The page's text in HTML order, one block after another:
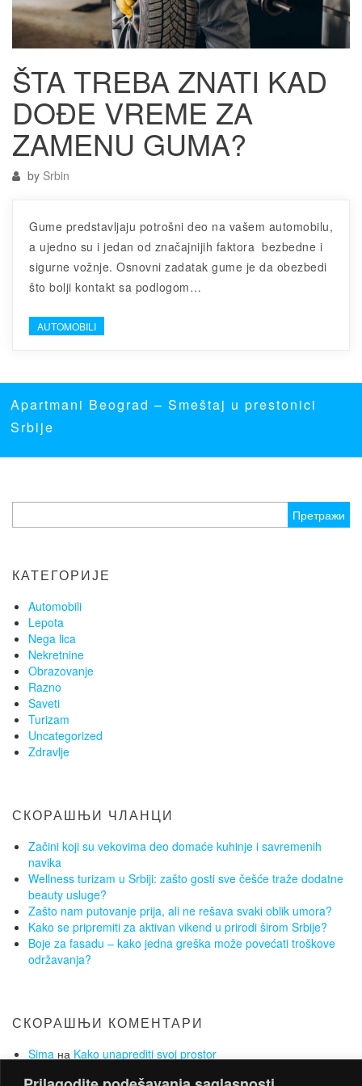
ŠTA TREBA ZNATI KAD
DOĐE VREME ZA
ZAMENU GUMA?
by Srbin
Gume predstavljaju potrošni deo na vašem automobilu,
a ujedno su i jedan od značajnijih faktora bezbedne i
sigurne vožnje. Osnovni zadatak gume je da obezbedi
što bolji kontakt sa podlogom…
AUTOMOBILI
Apartmani Beograd– Smeštaj u prestonici
Srbije
за:
КАТЕГОРИЈЕ
Automobili
Lepota
Nega lica
Nekretnine
Obrazovanje
Razno
Saveti
Turizam
Uncategorized
Zdravlje
СКОРАШЊИ ЧЛАНЦИ
Začini koji su vekovima deo domaće kuhinje i savremenih
navika
Wellness turizam u Srbiji: zašto gosti sve češće traže dodatne
beauty usluge?
Zašto nam putovanje prija, ali ne rešava svaki oblik umora?
Kako se pripremiti za aktivan vikend u prirodi širom Srbije?
Boje za fasadu – kako jedna greška može povećati troškove
održavanja?
СКОРАШЊИ КОМЕНТАРИ
Sima на Kako unaprediti svoj prostor